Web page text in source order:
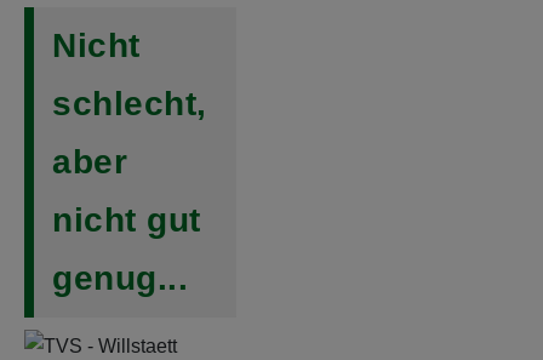
Nicht
schlecht,
aber
nicht gut
genug...